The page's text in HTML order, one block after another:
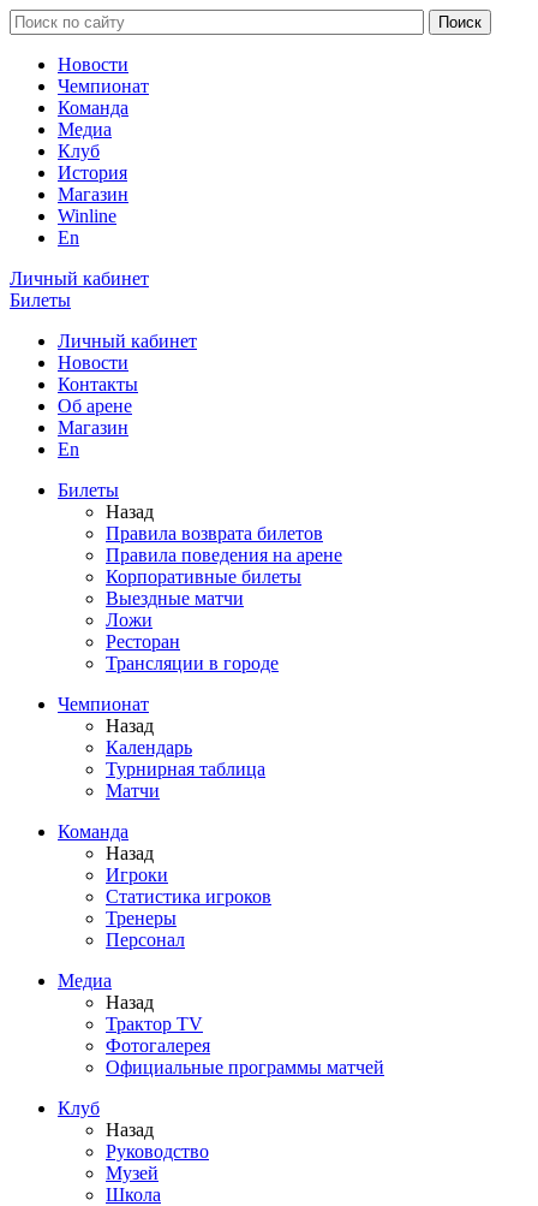
Новости
Чемпионат
Команда
Медиа
Клуб
История
Магазин
Winline
En
Личный кабинет
Билеты
Личный кабинет
Новости
Контакты
Об арене
Магазин
En
Билеты
Назад
Правила возврата билетов
Правила поведения на арене
Корпоративные билеты
Выездные матчи
Ложи
Ресторан
Трансляции в городе
Чемпионат
Назад
Календарь
Турнирная таблица
Матчи
Команда
Назад
Игроки
Статистика игроков
Тренеры
Персонал
Медиа
Назад
Трактор TV
Фотогалерея
Официальные программы матчей
Клуб
Назад
Руководство
Музей
Школа